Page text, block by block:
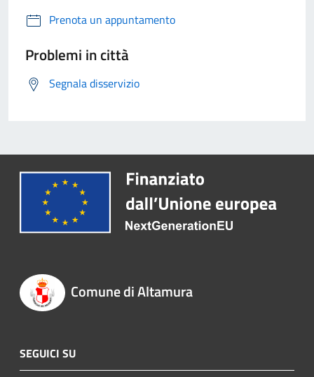
Prenota un appuntamento
Problemi in città
Segnala disservizio
Comune di Altamura
SEGUICI SU